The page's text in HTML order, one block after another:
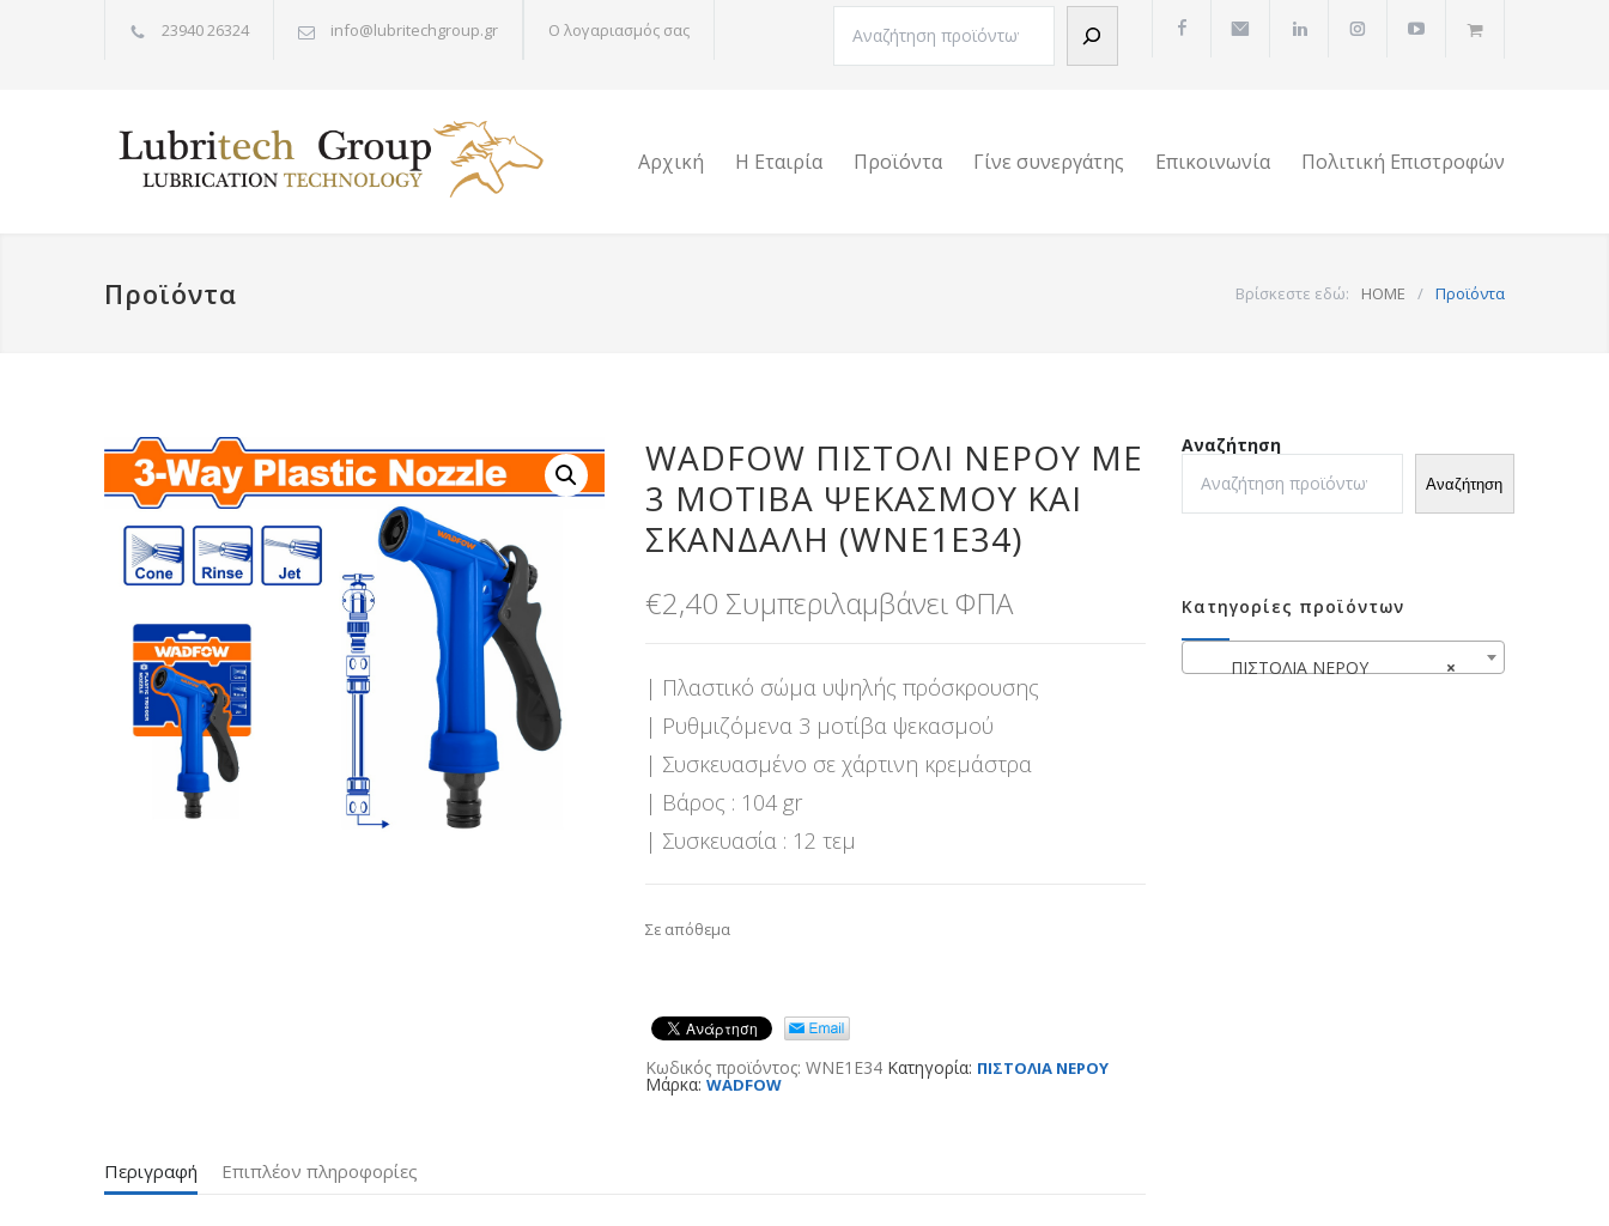
23940 26324 info@lubritechgroup.gr Ο λογαριασμός σας
Αναζήτηση
Αρχική Η Εταιρία Προϊόντα Γίνε συνεργάτης Επικοινωνία Πολιτική Επιστροφών
Προϊόντα Βρίσκεστε εδώ: HOME / Προϊόντα
WADFOW ΠΙΣΤΟΛΙ ΝΕΡΟΥ ME
3 ΜΟΤΙΒΑ ΨΕΚΑΣΜΟΥ ΚΑΙ
ΣΚΑΝΔΑΛΗ (WNE1E34)
€2,40 Συμπεριλαμβάνει ΦΠΑ
| Πλαστικό σώμα υψηλής πρόσκρουσης
| Ρυθμιζόμενα 3 μοτίβα ψεκασμού
| Συσκευασμένο σε χάρτινη κρεμάστρα
| Βάρος : 104 gr
| Συσκευασία : 12 τεμ
Σε απόθεμα
Κωδικός προϊόντος:WNE1E34 Κατηγορία: ΠΙΣΤΟΛΙΑ ΝΕΡΟΥ
Μάρκα:WADFOW
Περιγραφή Επιπλέον πληροφορίες
Αναζήτηση
Αναζήτηση
Κατηγορίες προϊόντων
×
ΠΙΣΤΟΛΙΑ ΝΕΡΟΥ